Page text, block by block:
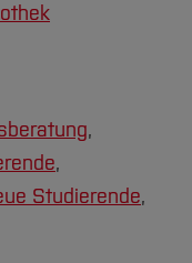
,
,
Studierende,